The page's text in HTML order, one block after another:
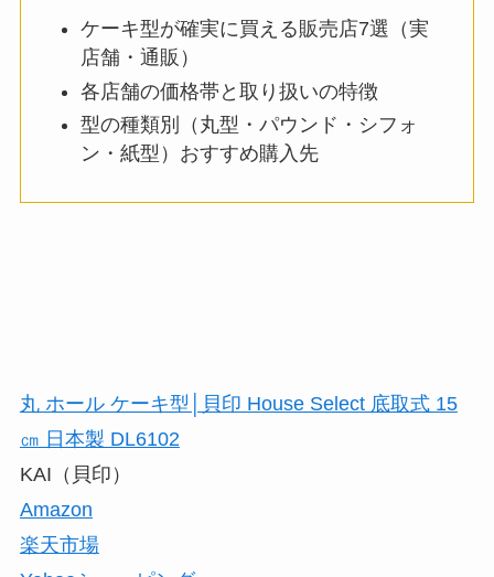
ケーキ型が確実に買える販売店7選（実
店舗・通販）
各店舗の価格帯と取り扱いの特徴
型の種類別（丸型・パウンド・シフォ
ン・紙型）おすすめ購入先
丸 ホール ケーキ型│貝印 House Select 底取式 15
㎝ 日本製 DL6102
KAI（貝印）
Amazon
楽天市場